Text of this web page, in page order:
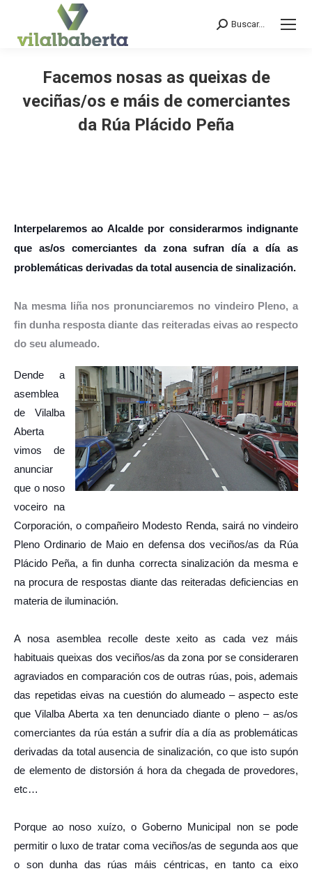
Search:
Buscar...
Facemos nosas as queixas de
veciñas/os e máis de comerciantes
da Rúa Plácido Peña
Interpelaremos ao Alcalde por considerarmos indignante
que as/os comerciantes da zona sufran día a día as
problemáticas derivadas da total ausencia de sinalización.
Na mesma liña nos pronunciaremos no vindeiro Pleno, a
fin dunha resposta diante das reiteradas eivas ao respecto
do seu alumeado.
Dende a
asemblea
de Vilalba
Aberta
vimos de
anunciar
que o noso
voceiro na
Corporación, o compañeiro Modesto Renda, sairá no vindeiro
Pleno Ordinario de Maio en defensa dos veciños/as da Rúa
Plácido Peña, a fin dunha correcta sinalización da mesma e
na procura de respostas diante das reiteradas deficiencias en
materia de iluminación.
A nosa asemblea recolle deste xeito as cada vez máis
habituais queixas dos veciños/as da zona por se consideraren
agraviados en comparación cos de outras rúas, pois, ademais
das repetidas eivas na cuestión do alumeado – aspecto este
que Vilalba Aberta xa ten denunciado diante o pleno – as/os
comerciantes da rúa están a sufrir día a día as problemáticas
derivadas da total ausencia de sinalización, co que isto supón
de elemento de distorsión á hora da chegada de provedores,
etc…
Porque ao noso xuízo, o Goberno Municipal non se pode
permitir o luxo de tratar coma veciños/as de segunda aos que
o son dunha das rúas máis céntricas, en tanto ca eixo